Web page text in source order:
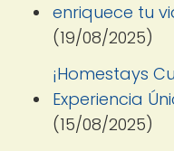
enriquece tu
(19/08/2025)
¡Homestays
Experiencia
(15/08/2025)